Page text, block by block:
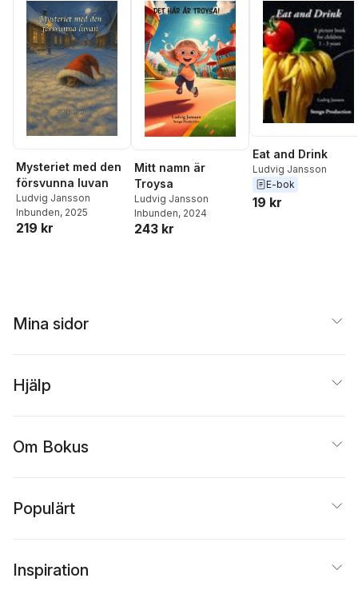
Mysteriet med den
försvunna luvan
Ludvig Jansson
Inbunden, 2025
219 kr
Mitt namn är
Troysa
Ludvig Jansson
Inbunden, 2024
243 kr
Eat and Drink
Ludvig Jansson
E-bok
19 kr
Mina sidor
Hjälp
Om Bokus
Populärt
Inspiration